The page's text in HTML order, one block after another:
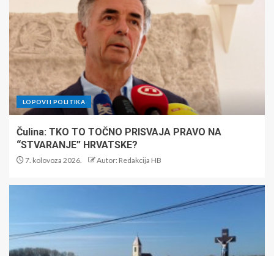
LOPOVI I POLITIKA
Čulina: TKO TO TOČNO PRISVAJA PRAVO NA
“STVARANJE” HRVATSKE?
7. kolovoza 2026. Autor: Redakcija HB